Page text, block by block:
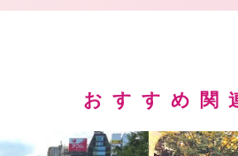
おすすめ関